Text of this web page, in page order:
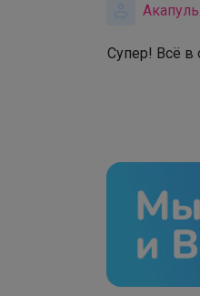
Супер! Всё в